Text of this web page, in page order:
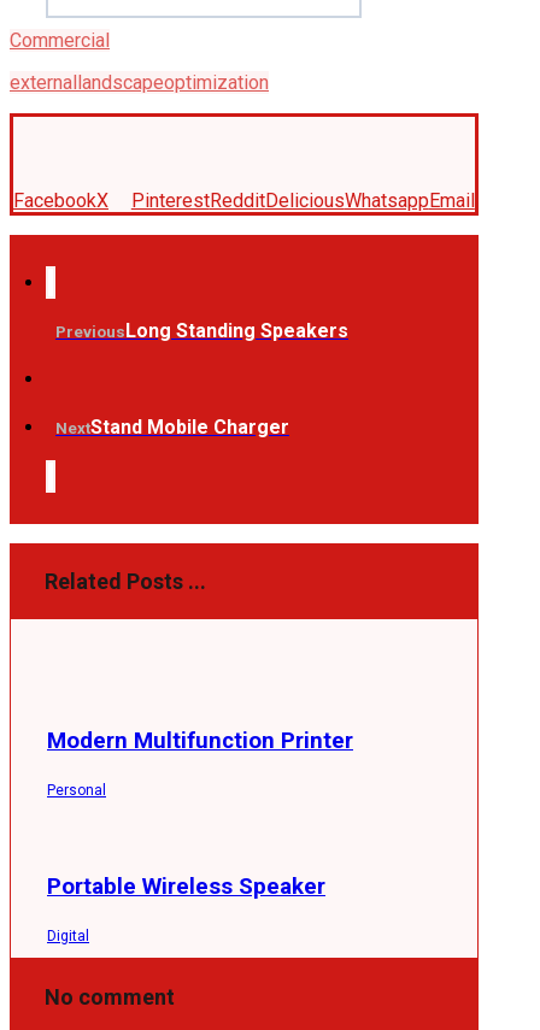
Commercial
externallandscapeoptimization
FacebookX PinterestRedditDeliciousWhatsappEmail
PreviousLong Standing Speakers
NextStand Mobile Charger
Related Posts ...
Modern Multifunction Printer
Personal
Portable Wireless Speaker
Digital
No comment